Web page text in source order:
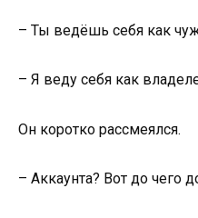
– Ты ведёшь себя как
– Я веду себя как
Он коротко рассмеялся.
– Аккаунта? Вот до чего